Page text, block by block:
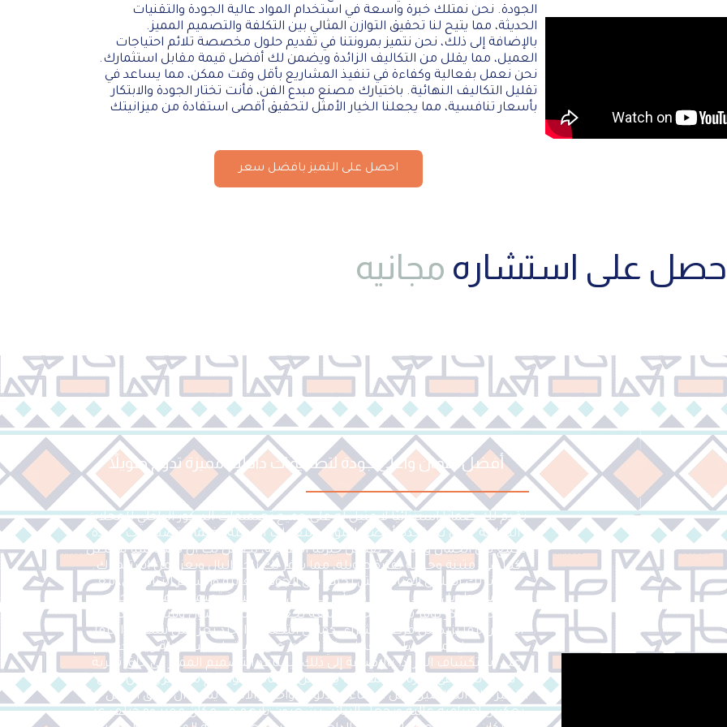
الجودة. نحن نمتلك خبرة واسعة في استخدام المواد عالية الجودة والتقنيات
الحديثة، مما يتيح لنا تحقيق التوازن المثالي بين التكلفة والتصميم المميز.
بالإضافة إلى ذلك، نحن نتميز بمرونتنا في تقديم حلول مخصصة تلائم احتياجات
العميل، مما يقلل من التكاليف الزائدة ويضمن لك أفضل قيمة مقابل استثمارك.
نحن نعمل بفعالية وكفاءة في تنفيذ المشاريع بأقل وقت ممكن، مما يساعد في
تقليل التكاليف النهائية. باختيارك مصنع مبدع الفن، فأنت تختار الجودة والابتكار
بأسعار تنافسية، مما يجعلنا الخيار الأمثل لتحقيق أقصى استفادة من ميزانيتك
احصل على التميز بافضل سعر
على استشاره مجانيه
أفضل ضمان وأعلى جودة لتصميمات داخلية مميزة تدوم طويلاً
نقدم لك ضمانًا استثنائيًا لا مثيل له على جميع تصميمات الديكور الداخلي للمحلات
التجارية. نحن نستخدم أفضل المواد والتقنيات الحديثة لضمان تصميمات فريدة
تجمع بين الجمال والمتانة. بفضل خبرتنا الطويلة، نضمن لك أن تصاميمنا ستظل
كما هي، متينة وجذابة لفترة طويلة، مما يوفر لك راحة البال ويعزز من استثمارك.
اخترنا لك الحلول المثالية التي تجمع بين الجودة العالية والسعر التنافسي، مع
ضمان طويل الأمد يحميك من أي مشاكل مستقبلية تصميم المحل التجاري
بشكل مبتكر يوفر بيئة مريحة وممتعة تجعل الزبائن يقضون وقتًا أطول داخل
المتجر، مما يزيد من فرص الشراء. كما أن التصميم الجيد يعزز من سهولة التنقل
داخل المحل، مما يساعد العملاء في العثور على المنتجات بسهولة ويشجعهم
على استكشاف المزيد. بالإضافة إلى ذلك، يساعد التصميم المميز في خلق تجربة
فريدة تظل في ذاكرة العملاء، ما يزيد من احتمالية عودتهم مرة أخرى. من خلال
التركيز على التفاصيل مثل الإضاءة، الألوان، واختيار الأثاث، يمكن أن يخلق المحل جوًا
يعكس احترافية عالية ويجعل الزبائن يشعرون بأنهم في مكان مميز ومختلف عن